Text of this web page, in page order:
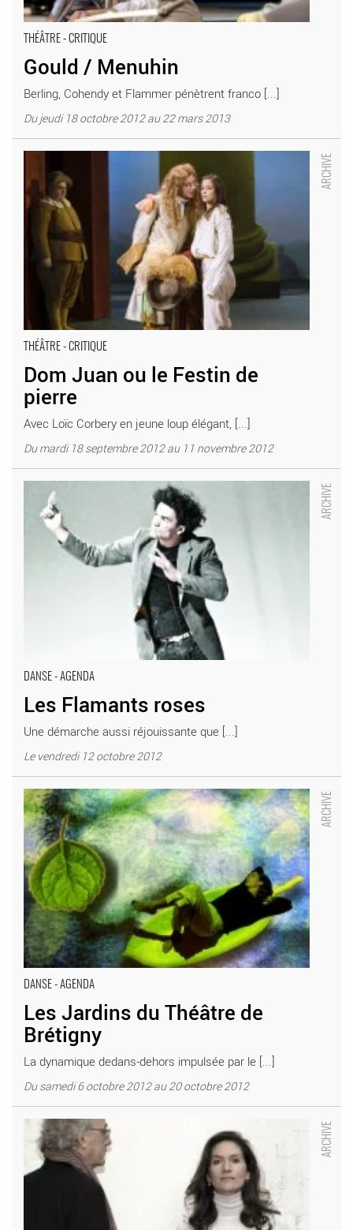
THÉÂTRE - CRITIQUE
Gould / Menuhin
Berling, Cohendy et Flammer pénètrent franco [...]
Du jeudi 18 octobre 2012 au 22 mars 2013
THÉÂTRE - CRITIQUE
Dom Juan ou le Festin de
pierre
Avec Loïc Corbery en jeune loup élégant, [...]
Du mardi 18 septembre 2012 au 11 novembre 2012
Dom Juan ou le Festin de pierre - Critique sortie Théâtre Paris
Comedie française-Théâtre du Vieux-Colombier
DANSE - AGENDA
Les Flamants roses
Une démarche aussi réjouissante que [...]
Le vendredi 12 octobre 2012
Les Flamants roses - Critique sortie Danse Jouy-le-Moutier
Centre culturel de Jouy-le-Moutier
DANSE - AGENDA
Les Jardins du Théâtre de
Brétigny
La dynamique dedans-dehors impulsée par le [...]
Du samedi 6 octobre 2012 au 20 octobre 2012
Les Jardins du Théâtre de Brétigny - Critique sortie Danse
Brétigny-sur-Orge Théâtre de Brétigny
sortie Théâtre Paris Théâtre de la Bastille